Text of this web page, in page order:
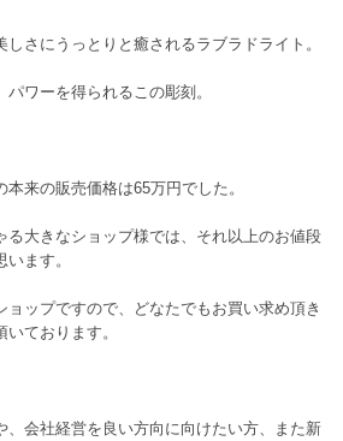
さにうっとりと癒されるラブラドライト。
ワーを得られるこの彫刻。
来の販売価格は65万円でした。
る大きなショップ様では、それ以上のお値段
ます。
ョップですので、どなたでもお買い求め頂き
ております。
、会社経営を良い方向に向けたい方、また新